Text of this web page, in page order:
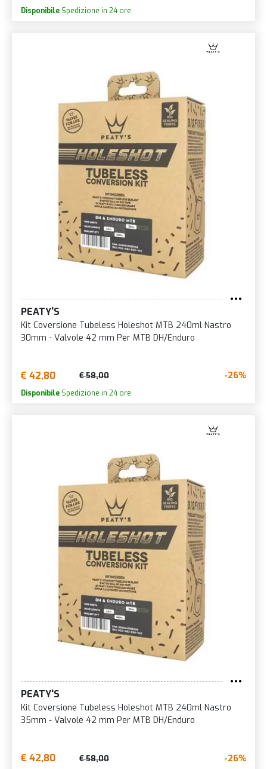
Disponibile Spedizione in 24 ore
PEATY'S
Kit Coversione Tubeless Holeshot MTB 240ml Nastro
30mm - Valvole 42 mm Per MTB DH/Enduro
€ 42,80 € 58,00 -26%
Disponibile Spedizione in 24 ore
PEATY'S
Kit Coversione Tubeless Holeshot MTB 240ml Nastro
35mm - Valvole 42 mm Per MTB DH/Enduro
€ 42,80 € 58,00 -26%